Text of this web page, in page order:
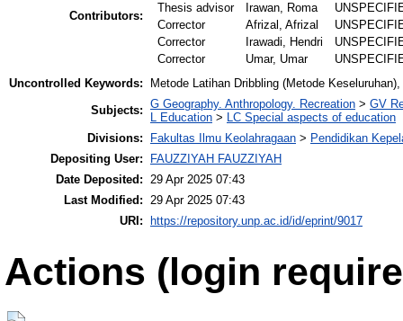
Contributors:
Thesis advisor
Irawan, Roma
Corrector
Afrizal, Afrizal
Corrector
Irawadi, Hendri
Corrector
Umar, Umar
Uncontrolled Keywords:
Metode Latihan Dribbling (Metode
Subjects: G Geography. Anthropology. Recreation > GV
L Education > LC Special aspects of education
Divisions:
Fakultas Ilmu Keolahragaan > Pendidikan
Depositing User:
FAUZZIYAH FAUZZIYAH
Date Deposited: 29 Apr 2025 07:43
Last Modified: 29 Apr 2025 07:43
URI:
https://repository.unp.ac.id/id/eprint/9017
Actions (login